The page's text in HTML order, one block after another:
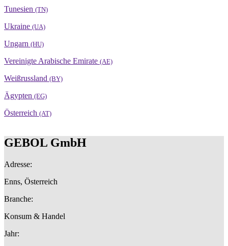
Tunesien (TN)
Ukraine (UA)
Ungarn (HU)
Vereinigte Arabische Emirate (AE)
Weißrussland (BY)
Ägypten (EG)
Österreich (AT)
GEBOL GmbH
Adresse:
Enns, Österreich
Branche:
Konsum & Handel
Jahr: